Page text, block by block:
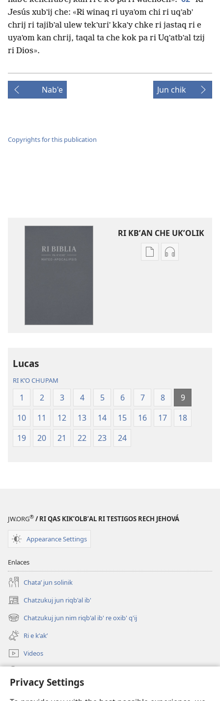
Privacy Settings
Jesús xubʼij che: «Ri winaq ri uyaʼom chi ri uqʼabʼ
chrij ri tajibʼal ulew tekʼuriʼ kkaʼy chke ri jastaq ri e
uyaʼom kan chrij, taqal ta che kok pa ri Uqʼatbʼal tzij
ri Dios».
Nab'e Jun chik
Copyrights for this publication
RI KBʼAN CHE UKʼOLIK
DigitalAudio
Lucas
RI KʼO CHUPAM
1 2 3 4 5 6 7 8
9
10
11 12 13 14 15 16 17
18
19
20 21 22 23 24
JW.ORG® / RI QAS KIKʼOLBʼAL RI TESTIGOS RECH JEHOVÁ
Appearance Settings
Enlaces
Chataʼ jun solinik
Chatzukuj jun riqb'al ib'
(opens
new
window)
Chatzukuj jun nim riqb'al ib' re oxib' q'ij
(opens
new
window)
Ri e kʼakʼ
Videos